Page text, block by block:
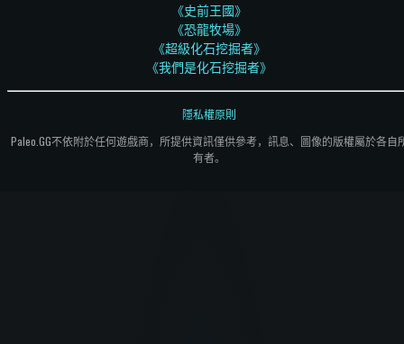
《史前王國》
《恐龍牧場》
《超級化石挖掘者》
《我們是化石挖掘者》
Paleo.GG不依附於任何遊戲商，所提供資訊僅供參考，訊息、圖像的版權屬於各自
有者。
隱私權原則